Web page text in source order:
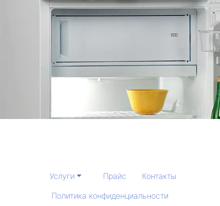
Услуги Прайс
Контакты
Политика конфиденциальности